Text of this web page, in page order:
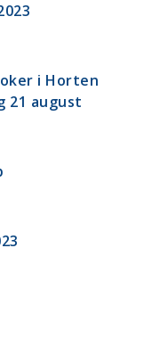
i Horten
21 august